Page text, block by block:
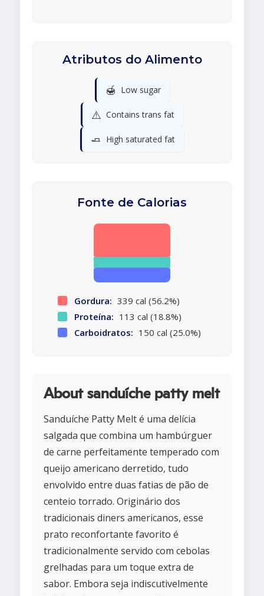
Atributos do Alimento
🍯 Low sugar
⚠️ Contains trans fat
🧈 High saturated fat
Fonte de Calorias
Gordura: 339 cal (56.2%)
Proteína: 113 cal (18.8%)
Carboidratos: 150 cal (25.0%)
About sanduíche patty melt
Sanduíche Patty Melt é uma delícia
salgada que combina um hambúrguer
de carne perfeitamente temperado com
queijo americano derretido, tudo
envolvido entre duas fatias de pão de
centeio torrado. Originário dos
tradicionais diners americanos, esse
prato reconfortante favorito é
tradicionalmente servido com cebolas
grelhadas para um toque extra de
sabor. Embora seja indiscutivelmente